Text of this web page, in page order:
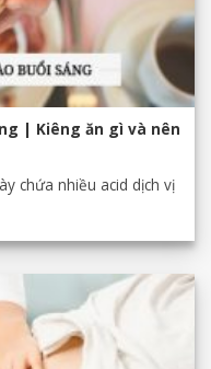
| Kiêng ăn gì và nên
chứa nhiều acid dịch vị